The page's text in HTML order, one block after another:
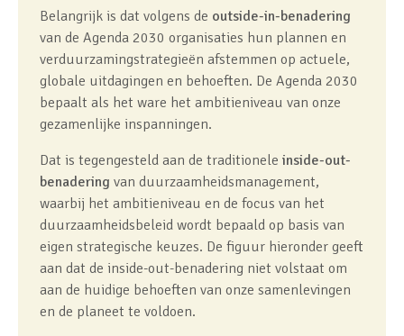
Belangrijk is dat volgens de outside-in-benadering
van de Agenda 2030 organisaties hun plannen en
verduurzamingstrategieën afstemmen op actuele,
globale uitdagingen en behoeften. De Agenda 2030
bepaalt als het ware het ambitieniveau van onze
gezamenlijke inspanningen.
Dat is tegengesteld aan de traditionele inside-out-
benadering van duurzaamheidsmanagement,
waarbij het ambitieniveau en de focus van het
duurzaamheidsbeleid wordt bepaald op basis van
eigen strategische keuzes. De figuur hieronder geeft
aan dat de inside-out-benadering niet volstaat om
aan de huidige behoeften van onze samenlevingen
en de planeet te voldoen.